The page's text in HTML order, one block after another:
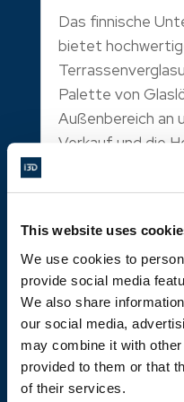
This website uses
We use cookies to
provide social media
We also share
our social media,
may combine it with
provided to them or that
of their services.
Das finnische
bietet
Palette von
Außenbereich an
Verkauf und die
Terrassen- und
mithilfe der i3D-
Die Sandmeir
Verkaufs- und